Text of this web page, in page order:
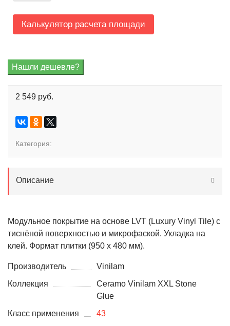
Калькулятор расчета площади
2 549 руб.
Категория:
Описание
Модульное покрытие на основе LVT (Luxury Vinyl Tile) с
тиснёной поверхностью и микрофаской. Укладка на
клей. Формат плитки (950 x 480 мм).
Производитель
Vinilam
Коллекция
Ceramo Vinilam XXL Stone
Glue
Класс применения
43